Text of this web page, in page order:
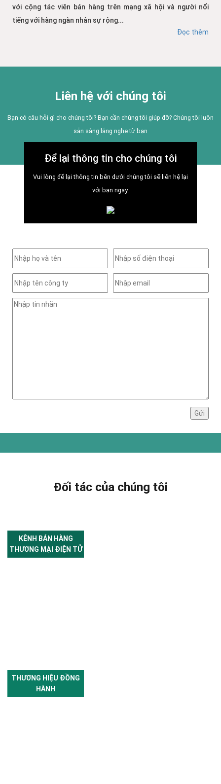
với cộng tác viên bán hàng trên mạng xã hội và người nổi
tiếng với hàng ngàn nhân sự rộng...
Đọc thêm
Liên hệ với chúng tôi
Bạn có câu hỏi gì cho chúng tôi? Bạn cần chúng tôi giúp đỡ? Chúng tôi luôn
sẵn sàng lắng nghe từ bạn
Để lại thông tin cho chúng tôi
Vui lòng để lại thông tin bên dưới chúng tôi sẽ liên hệ lại
với bạn ngay.
Đối tác của chúng tôi
KÊNH BÁN HÀNG
THƯƠNG MẠI ĐIỆN TỬ
THƯƠNG HIỆU ĐỒNG
HÀNH